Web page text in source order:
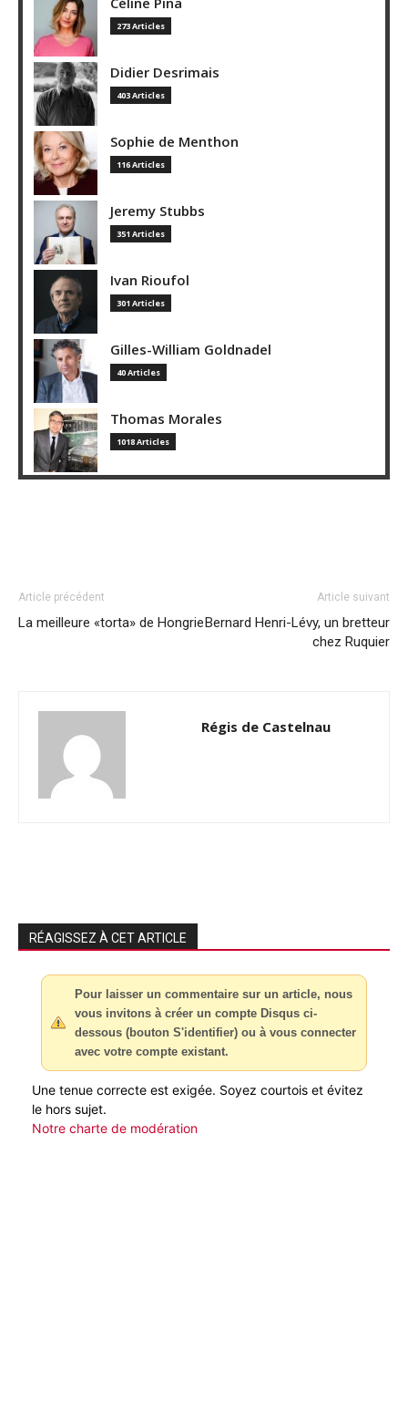
273 Articles
Didier Desrimais
403 Articles
Sophie de Menthon
116 Articles
Jeremy Stubbs
351 Articles
Ivan Rioufol
301 Articles
Gilles-William Goldnadel
40 Articles
Thomas Morales
1018 Articles
Article précédent
La meilleure «torta» de Hongrie
Article suivant
Bernard Henri-Lévy, un bretteur
chez Ruquier
Régis de Castelnau
RÉAGISSEZ À CET ARTICLE
Pour laisser un commentaire sur un article, nous
vous invitons à créer un compte Disqus ci-
dessous (bouton S'identifier) ou à vous connecter
avec votre compte existant.
Une tenue correcte est exigée. Soyez courtois et évitez
le hors sujet.
Notre charte de modération